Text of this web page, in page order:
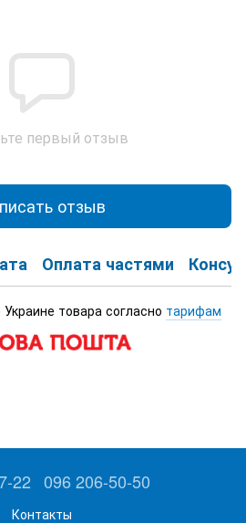
первый отзыв
отзыв
Оплата частями
товара согласно тарифам
22 096 206-50-50
Контакты